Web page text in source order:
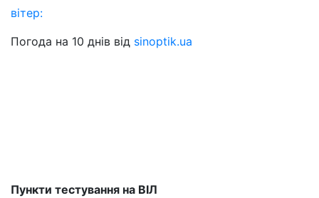
вітер:
Погода на 10 днів від sinoptik.ua
Пункти тестування на ВІЛ